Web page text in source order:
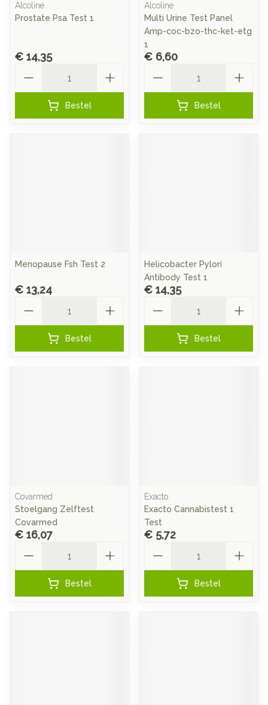
Alcoline
Prostate Psa Test 1
€ 14,35
Bestel
Alcoline
Multi Urine Test Panel
Amp-coc-bzo-thc-ket-etg
1
€ 6,60
Bestel
Menopause Fsh Test 2
€ 13,24
Bestel
Helicobacter Pylori
Antibody Test 1
€ 14,35
Bestel
Covarmed
Stoelgang Zelftest
Covarmed
€ 16,07
Bestel
Exacto
Exacto Cannabistest 1
Test
€ 5,72
Bestel